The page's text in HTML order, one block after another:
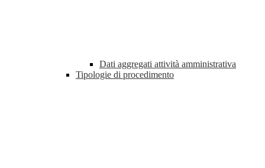
Dati aggregati attività amministrativa
Tipologie di procedimento